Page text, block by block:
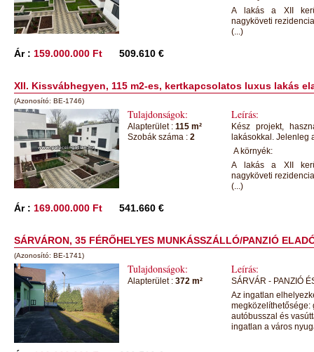
A lakás a XII
nagyköveti
(...)
Ár : 159.000.000 Ft 509.610 €
XII. Kissvábhegyen, 115 m2-es, kertkapcsolatos luxus lakás
(Azonosító: BE-1746)
Tulajdonságok:
Alapterület : 115 m²
Szobák száma : 2
Leírás:
Kész projekt,
lakásokkal. Jelenleg
A környék:
A lakás a XII
nagyköveti
(...)
Ár : 169.000.000 Ft 541.660 €
SÁRVÁRON, 35 FÉRŐHELYES MUNKÁSSZÁLLÓ/PANZIÓ
(Azonosító: BE-1741)
Tulajdonságok:
Alapterület : 372 m²
Leírás:
SÁRVÁR - PANZIÓ
Az ingatlan
megközelíthetősége:
autóbusszal és
ingatlan a város